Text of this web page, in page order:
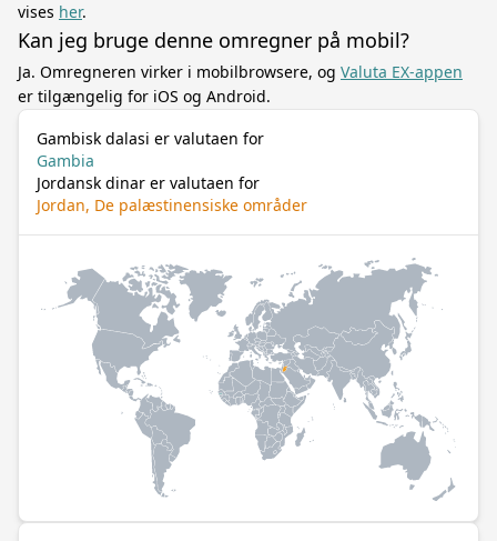
vises her.
Kan jeg bruge denne omregner på mobil?
Ja. Omregneren virker i mobilbrowsere, og Valuta EX-appen
er tilgængelig for iOS og Android.
Gambisk dalasi er valutaen for
Gambia
Jordansk dinar er valutaen for
Jordan, De palæstinensiske områder